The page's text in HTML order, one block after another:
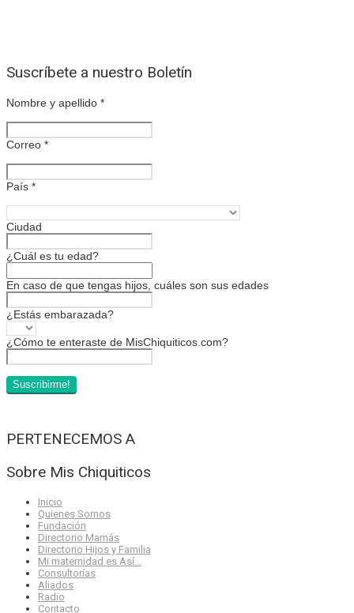
Suscríbete a nuestro Boletín
Nombre y apellido *
Correo *
País *
Ciudad
¿Cuál es tu edad?
En caso de que tengas hijos, cuáles son sus edades
¿Estás embarazada?
¿Cómo te enteraste de MisChiquiticos.com?
PERTENECEMOS A
Sobre Mis Chiquiticos
Inicio
Quienes Somos
Fundación
Directorio Mamás
Directorio Hijos y Familia
Mi maternidad es Así…
Consultorías
Aliados
Radio
Contacto